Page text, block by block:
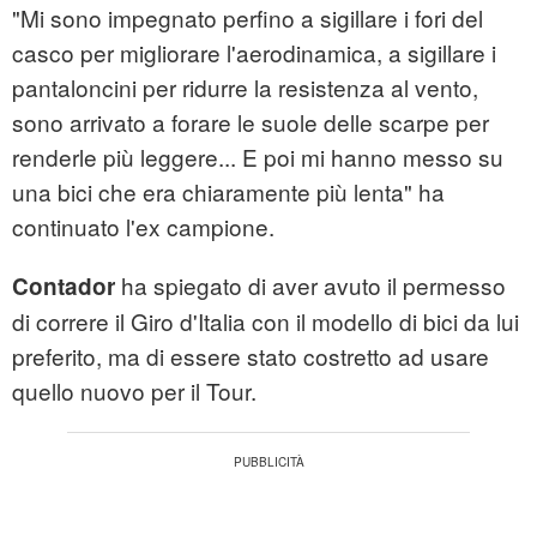
"Mi sono impegnato perfino a sigillare i fori del
casco per migliorare l'aerodinamica, a sigillare i
pantaloncini per ridurre la resistenza al vento,
sono arrivato a forare le suole delle scarpe per
renderle più leggere... E poi mi hanno messo su
una bici che era chiaramente più lenta" ha
continuato l'ex campione.
Contador ha spiegato di aver avuto il permesso
di correre il Giro d'Italia con il modello di bici da lui
preferito, ma di essere stato costretto ad usare
quello nuovo per il Tour.